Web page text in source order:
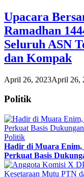
Upacara
Ramadhan
Seluruh ASN
dan Kompak
April 26, 2023April 26,
Politik
Politik
Hadir di Muara Enim,
Perkuat Basis